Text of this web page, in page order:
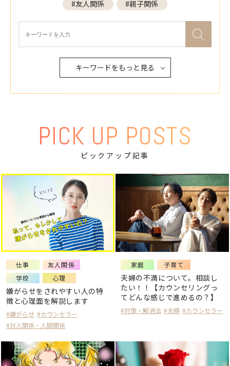
#友人関係
#親子関係
キーワードをもっと見る
PICK UP POSTS
ピックアップ記事
仕事
友人関係
学校
心理
嫌がらせをされやすい人の特
徴と心理面を解説します
#嫌がらせ #カウンセラー
#対人関係・人間関係
家庭 子育て
夫婦の不満について。相談し
たい！！【カウンセリングっ
てどんな感じで進めるの？】
#対策・解消法 #夫婦 #カウンセラー